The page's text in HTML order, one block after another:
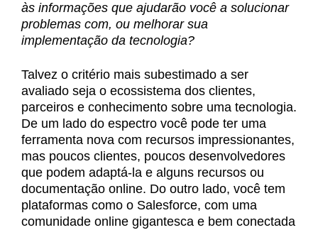
às informações que ajudarão você a solucionar
problemas com, ou melhorar sua
implementação da tecnologia?
Talvez o critério mais subestimado a ser
avaliado seja o ecossistema dos clientes,
parceiros e conhecimento sobre uma tecnologia.
De um lado do espectro você pode ter uma
ferramenta nova com recursos impressionantes,
mas poucos clientes, poucos desenvolvedores
que podem adaptá-la e alguns recursos ou
documentação online. Do outro lado, você tem
plataformas como o Salesforce, com uma
comunidade online gigantesca e bem conectada